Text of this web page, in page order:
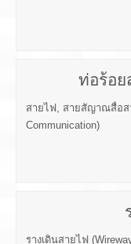
ท่อร้อ
สายไฟ, สายสัญาณสื่อส
Communication)
รางเดินสายไฟ